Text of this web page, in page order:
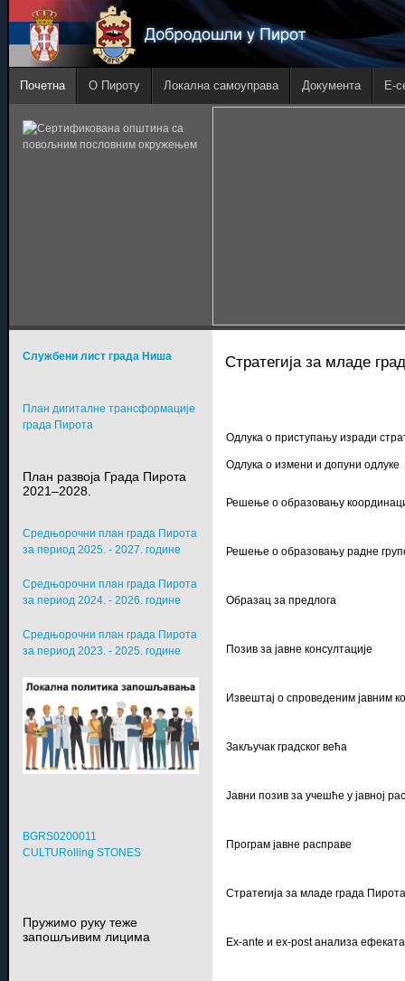
Почетна О Пироту Локална самоуправа Документа E-
Стратегија за младе
Одлука о приступању изради
Одлука о измени и допуни одлуке
Решење о образовању
Решење о образовању радне
Образац за предлога
Позив за јавне консултације
Извештај о спроведеним јавним
Закључак градског већа
Јавни позив за учешће у јавној
Програм јавне расправе
Стратегија за младе града
Ex-ante и ex-post анализа
Службени лист града Ниша
План дигиталне трансформације
града Пирота
План развоја Града Пирота
2021–2028.
Средњорочни план града Пирота
за период 2025. - 2027. године
Средњорочни план града Пирота
за период 2024. - 2026. године
Средњорочни план града Пирота
за период 2023. - 2025. године
BGRS0200011
CULTURolling STONES
Пружимо руку теже
запошљивим лицима